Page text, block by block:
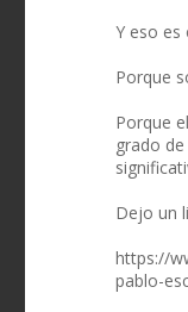
Y eso es
Porque
Porque
grado
Dejo un
https://
pablo-